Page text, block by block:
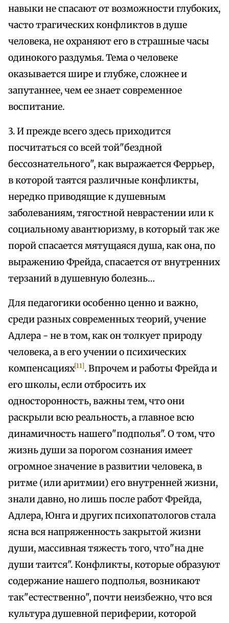
навыки не спасают от возможности глубоких,
часто трагических конфликтов в душе
человека, не охраняют его в страшные часы
одинокого раздумья. Тема о человеке
оказывается шире и глубже, сложнее и
запутаннее, чем ее знает современное
воспитание.
3. И прежде всего здесь приходится
посчитаться со всей той"бездной
бессознательного", как выражается Феррьер,
в которой таятся различные конфликты,
нередко приводящие к душевным
заболеваниям, тягостной неврастении или к
социальному авантюризму, в который так же
порой спасается мятущаяся душа, как она, по
выражению Фрейда, спасается от внутренних
терзаний в душевную болезнь…
Для педагогики особенно ценно и важно,
среди разных современных теорий, учение
Адлера - не в том, как он толкует природу
человека, а в его учении о психических
компенсациях[11]. Впрочем и работы Фрейда и
его школы, если отбросить их
односторонность, важны тем, что они
раскрыли всю реальность, а главное всю
динамичность нашего"подполья". О том, что
жизнь души за порогом сознания имеет
огромное значение в развитии человека, в
ритме (или аритмии) его внутренней жизни,
знали давно, но лишь после работ Фрейда,
Адлера, Юнга и других психопатологов стала
ясна вся напряженность закрытой жизни
души, массивная тяжесть того, что"на дне
души таится". Конфликты, которые образуют
содержание нашего подполья, возникают
так"естественно", почти неизбежно, что вся
культура душевной периферии, которой